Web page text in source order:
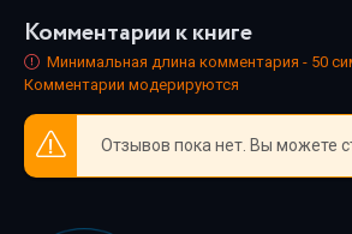
каждый нашёл книгу по душе.
Комментарии к книге
Минимальная длина комментария - 50
Комментарии модерируются
Отзывов пока нет. Вы можете